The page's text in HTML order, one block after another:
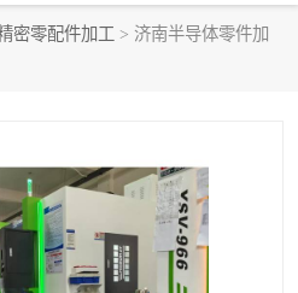
密零配件加工 > 济南半导体零件加
数控精密机加工
机床零件加工